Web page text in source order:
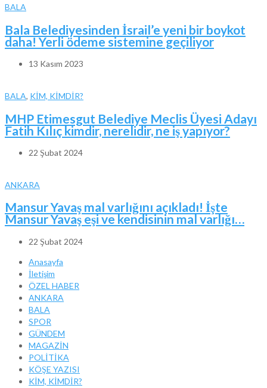
BALA
Bala Belediyesinden İsrail’e yeni bir boykot
daha! Yerli ödeme sistemine geçiliyor
13 Kasım 2023
BALA, KİM, KİMDİR?
MHP Etimesgut Belediye Meclis Üyesi Adayı
Fatih Kılıç kimdir, nerelidir, ne iş yapıyor?
22 Şubat 2024
ANKARA
Mansur Yavaş mal varlığını açıkladı! İşte
Mansur Yavaş eşi ve kendisinin mal varlığı…
22 Şubat 2024
Anasayfa
İletişim
ÖZEL HABER
ANKARA
BALA
SPOR
GÜNDEM
MAGAZİN
POLİTİKA
KÖŞE YAZISI
KİM, KİMDİR?